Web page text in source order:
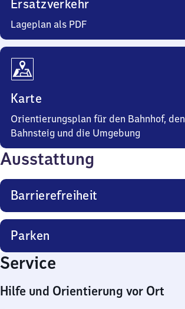
Ersatzverkehr
Lageplan als PDF
Karte
Orientierungsplan für den Bahnhof, den
Bahnsteig und die Umgebung
Ausstattung
Barrierefreiheit
Parken
Service
Hilfe und Orientierung vor Ort